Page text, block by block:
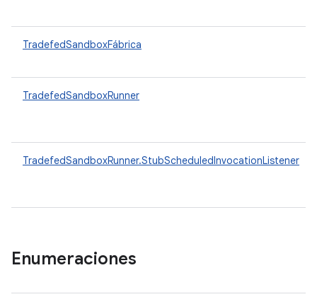
TradefedSandboxFábrica
TradefedSandboxRunner
TradefedSandboxRunner.StubScheduledInvocationListener
Enumeraciones